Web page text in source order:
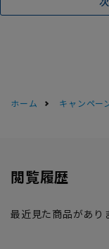
ホーム キャンペー
閲覧履歴
最近見た商品があり